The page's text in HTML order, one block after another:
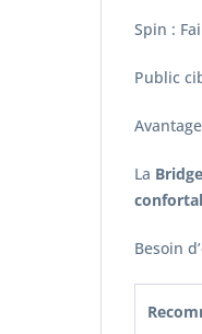
Spin :
Public
La
Besoin